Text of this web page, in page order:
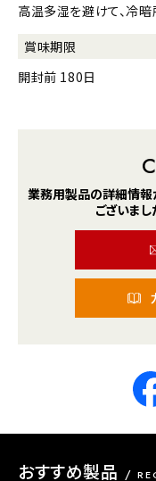
高温多湿を避けて、冷暗
賞味期限
開封前 180日
業務用製品の詳細情報
ございまし
おすすめ製品